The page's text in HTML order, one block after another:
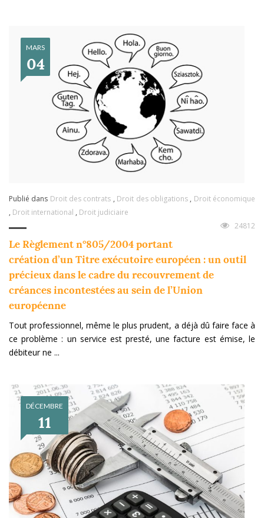
MARS
04
Publié dans Droit des contrats , Droit des obligations, Droit économique
, Droit international , Droit judiciaire
24812
Le Règlement n°805/2004 portant
création d’un Titre exécutoire européen : un outil
précieux dans le cadre du recouvrement de
créances incontestées au sein de l’Union
européenne
Tout professionnel, même le plus prudent, a déjà dû faire face à
ce problème : un service est presté, une facture est émise, le
débiteur ne ...
DÉCEMBRE
11